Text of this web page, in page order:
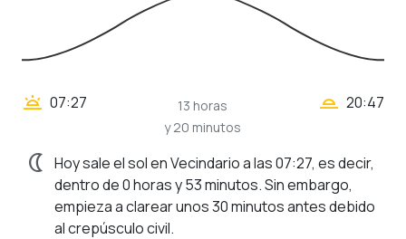
wb_twilight 07:27
13 horas
y 20 minutos
wb_twilight_2 20:47
nightlight Hoy sale el sol en Vecindario a las 07:27, es decir,
dentro de 0 horas y 53 minutos. Sin embargo,
empieza a clarear unos 30 minutos antes debido
al crepúsculo civil.